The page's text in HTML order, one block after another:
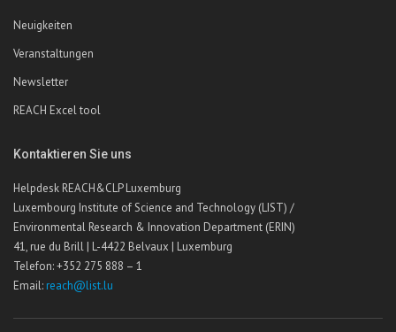
Neuigkeiten
Veranstaltungen
Newsletter
REACH Excel tool
Kontaktieren Sie uns
Helpdesk REACH&CLP Luxemburg
Luxembourg Institute of Science and Technology (LIST) /
Environmental Research & Innovation Department (ERIN)
41, rue du Brill | L-4422 Belvaux | Luxemburg
Telefon: +352 275 888 – 1
Email: reach@list.lu